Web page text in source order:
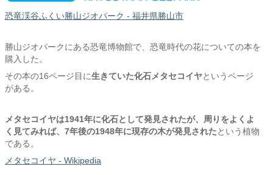
恐竜渓谷ふくい勝山ジオパーク - 福井県勝山市
勝山ジオパークにある恐竜博物館で、恐竜時代の花についての本を
購入した。
その本の16ページ目に生きていた化石メタセコイヤというページ
がある。
メタセコイヤは1941年に化石として発見されたが、周りをよくよ
く見てみれば、7年後の1948年に現存の木が発見されたという植物
である。
メタセコイヤ - Wikipedia